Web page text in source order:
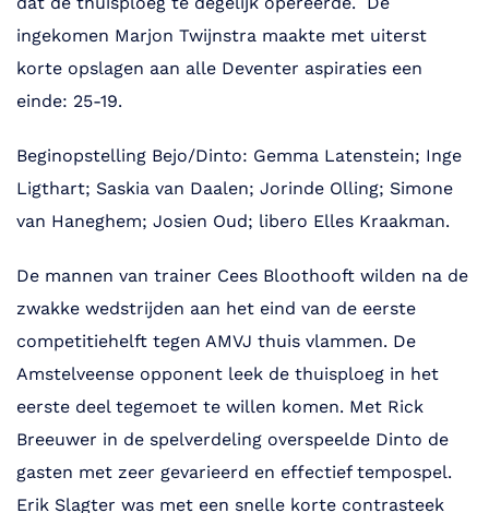
ingekomen Marjon Twijnstra maakte met uiterst
korte opslagen aan alle Deventer aspiraties een
einde: 25-19.
Beginopstelling Bejo/Dinto: Gemma Latenstein; Inge
Ligthart; Saskia van Daalen; Jorinde Olling; Simone
van Haneghem; Josien Oud; libero Elles Kraakman.
De mannen van trainer Cees Bloothooft wilden na de
zwakke wedstrijden aan het eind van de eerste
competitiehelft tegen AMVJ thuis vlammen. De
Amstelveense opponent leek de thuisploeg in het
eerste deel tegemoet te willen komen. Met Rick
Breeuwer in de spelverdeling overspeelde Dinto de
gasten met zeer gevarieerd en effectief tempospel.
Erik Slagter was met een snelle korte contrasteek